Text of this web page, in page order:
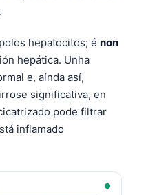
hepatocitos; é non
hepática. Unha
e, aínda así,
significativa, en
pode filtrar
inflamado